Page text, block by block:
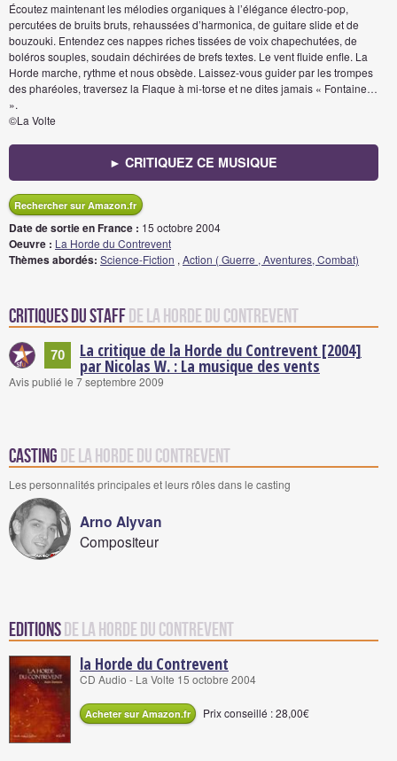
Écoutez maintenant les mélodies organiques à l’élégance électro-pop,
percutées de bruits bruts, rehaussées d’harmonica, de guitare slide et de
bouzouki. Entendez ces nappes riches tissées de voix chapechutées, de
boléros souples, soudain déchirées de brefs textes. Le vent fluide enfle. La
Horde marche, rythme et nous obsède. Laissez-vous guider par les trompes
des pharéoles, traversez la Flaque à mi-torse et ne dites jamais « Fontaine…
».
©La Volte
► CRITIQUEZ CE MUSIQUE
Rechercher sur Amazon.fr
Date de sortie en France : 15 octobre 2004
Oeuvre : La Horde du Contrevent
Thèmes abordés: Science-Fiction , Action ( Guerre , Aventures, Combat)
Critiques du staffde la Horde du Contrevent
70 La critique de la Horde du Contrevent [2004]
par Nicolas W. : La musique des vents
Avis publié le 7 septembre 2009
Casting de la Horde du Contrevent
Les personnalités principales et leurs rôles dans le casting
Arno Alyvan
Compositeur
Editionsde la Horde du Contrevent
la Horde du Contrevent
CD Audio - La Volte 15 octobre 2004
Acheter sur Amazon.fr Prix conseillé : 28,00€